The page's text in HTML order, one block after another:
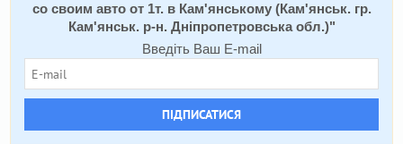
со своим авто от 1т. в Кам'янському (Кам'янськ. гр.
Кам'янськ. р-н. Дніпропетровська обл.)"
Введіть Ваш E-mail
ПІДПИСАТИСЯ